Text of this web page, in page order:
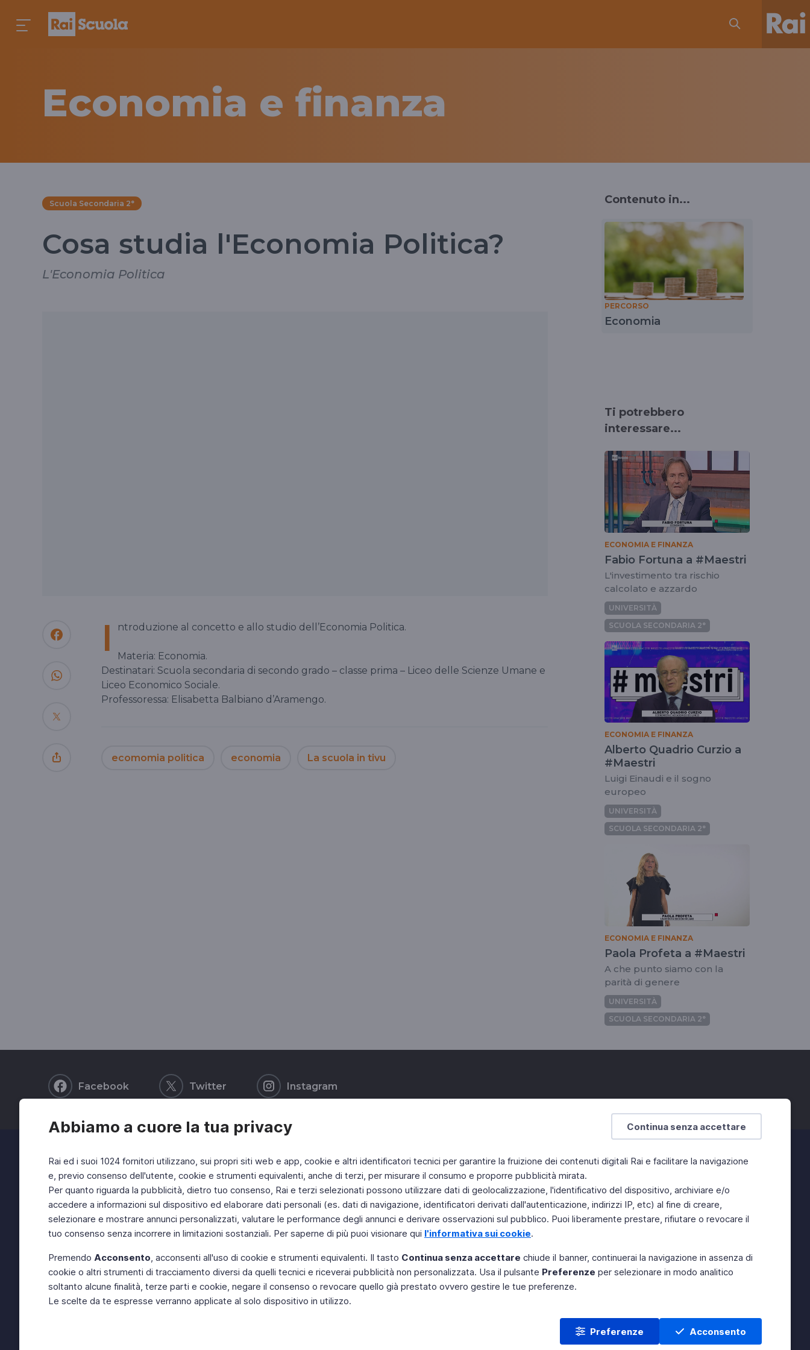
Continua senza accettare
Abbiamo a cuore la tua privacy
Rai ed i suoi 1024 fornitori utilizzano, sui propri siti web e app, cookie e altri identificatori tecnici per garantire la fruizione dei contenuti digitali Rai e facilitare la navigazione
e, previo consenso dell'utente, cookie e strumenti equivalenti, anche di terzi, per misurare il consumo e proporre pubblicità mirata.
Per quanto riguarda la pubblicità, dietro tuo consenso, Rai e terzi selezionati possono utilizzare dati di geolocalizzazione, l'identificativo del dispositivo, archiviare e/o
accedere a informazioni sul dispositivo ed elaborare dati personali (es. dati di navigazione, identificatori derivati dall'autenticazione, indirizzi IP, etc) al fine di creare,
selezionare e mostrare annunci personalizzati, valutare le performance degli annunci e derivare osservazioni sul pubblico. Puoi liberamente prestare, rifiutare o revocare il
tuo consenso senza incorrere in limitazioni sostanziali. Per saperne di più puoi visionare qui l'informativa sui cookie.
Premendo Acconsento, acconsenti all'uso di cookie e strumenti equivalenti. Il tasto Continua senza accettare chiude il banner, continuerai la navigazione in assenza di
cookie o altri strumenti di tracciamento diversi da quelli tecnici e riceverai pubblicità non personalizzata. Usa il pulsante Preferenze per selezionare in modo analitico
soltanto alcune finalità, terze parti e cookie, negare il consenso o revocare quello già prestato ovvero gestire le tue preferenze.
Le scelte da te espresse verranno applicate al solo dispositivo in utilizzo.
Preferenze Acconsento
Economia e finanza
Scuola Secondaria 2°
Cosa studia l'Economia Politica?
L'Economia Politica
I ntroduzione al concetto e allo studio dell’Economia Politica.
Materia: Economia.
Destinatari: Scuola secondaria di secondo grado – classe prima – Liceo delle Scienze Umane e
Liceo Economico Sociale.
Professoressa: Elisabetta Balbiano d’Aramengo.
ecomomia politica economia La scuola in tivu
Contenuto in...
PERCORSO
Economia
Ti potrebbero
interessare...
ECONOMIA E FINANZA
Fabio Fortuna a #Maestri
L'investimento tra rischio
calcolato e azzardo
UNIVERSITÀ
SCUOLA SECONDARIA 2°
ECONOMIA E FINANZA
Alberto Quadrio Curzio a
#Maestri
Luigi Einaudi e il sogno
europeo
UNIVERSITÀ
SCUOLA SECONDARIA 2°
ECONOMIA E FINANZA
Paola Profeta a #Maestri
A che punto siamo con la
parità di genere
UNIVERSITÀ
SCUOLA SECONDARIA 2°
Facebook Twitter Instagram